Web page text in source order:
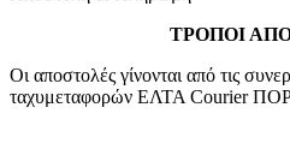
ΤΡΟΠΟΙ
Οι αποστολές γίνονται από τις
ταχυμεταφορών ΕΛΤΑ Courier